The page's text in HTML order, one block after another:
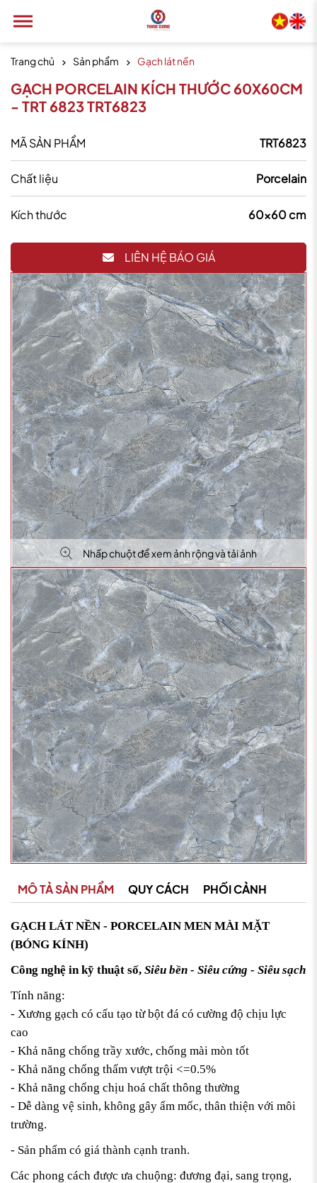
Trang chủ Sản phẩm Gạch lát nền
Nhấp chuột để xem ảnh rộng và tải ảnh
GẠCH PORCELAIN KÍCH THƯỚC 60X60CM
- TRT 6823 TRT6823
MÃ SẢN PHẨM TRT6823
Chất liệu Porcelain
Kích thước 60x60 cm
LIÊN HỆ BÁO GIÁ
MÔ TẢ SẢN PHẨM QUY CÁCH PHỐI CẢNH
GẠCH LÁT NỀN - PORCELAIN MEN MÀI MẶT
(BÓNG KÍNH)
Công nghệ in kỹ thuật số, Siêu bền - Siêu cứng - Siêu sạch
Tính năng:
- Xương gạch có cấu tạo từ bột đá có cường độ chịu lực
cao
- Khả năng chống trầy xước, chống mài mòn tốt
- Khả năng chống thấm vượt trội <=0.5%
- Khả năng chống chịu hoá chất thông thường
- Dễ dàng vệ sinh, không gây ẩm mốc, thân thiện với môi
trường.
- Sản phẩm có giá thành cạnh tranh.
Các phong cách được ưa chuộng: đương đại, sang trọng,